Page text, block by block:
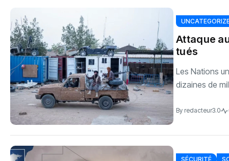
Attaque
tués
Les Nations
dizaines de
By redacteur3.0
SÉCURITÉ